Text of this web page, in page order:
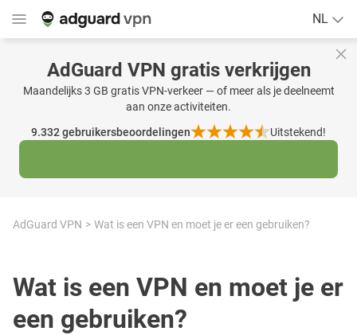
NL
AdGuard VPN gratis verkrijgen
Maandelijks 3 GB gratis VPN-verkeer — of meer als je deelneemt
aan onze activiteiten.
9.332gebruikersbeoordelingen Uitstekend!
AdGuard VPN Wat is een VPN en moet je er een gebruiken?
Wat is een VPN en moet je er
een gebruiken?